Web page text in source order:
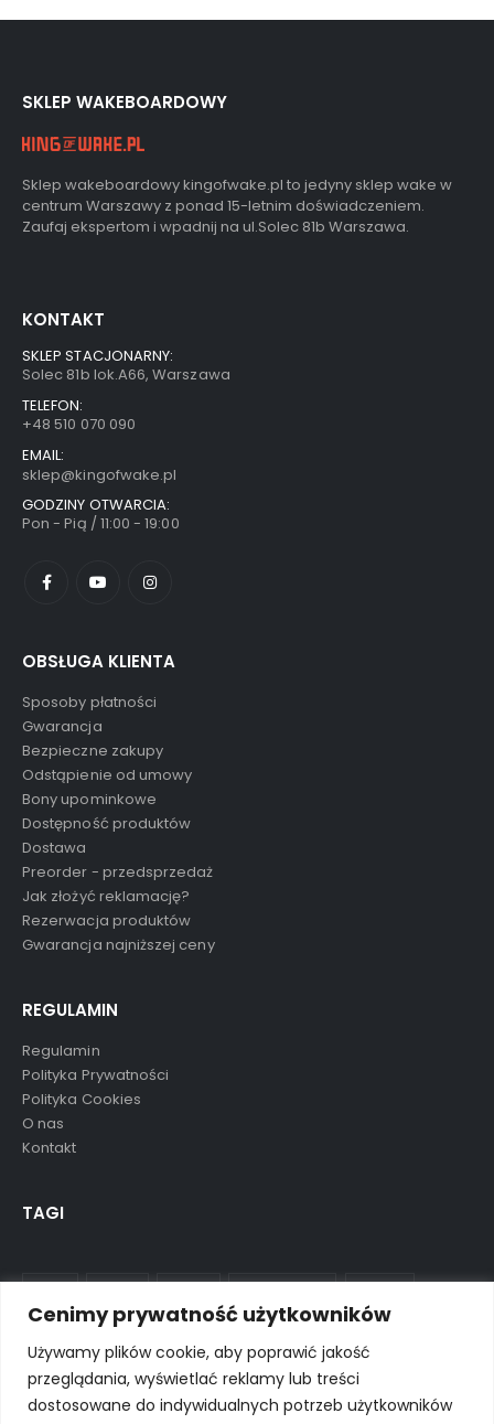
Cenimy prywatność użytkowników
Używamy plików cookie, aby poprawić jakość
przeglądania, wyświetlać reklamy lub treści
dostosowane do indywidualnych potrzeb użytkowników
SKLEP WAKEBOARDOWY
Sklep wakeboardowy kingofwake.pl to jedyny sklep wake w
centrum Warszawy z ponad 15-letnim doświadczeniem.
Zaufaj ekspertom i wpadnij na ul.Solec 81b Warszawa.
KONTAKT
SKLEP STACJONARNY:
Solec 81b lok.A66, Warszawa
TELEFON:
+48 510 070 090
EMAIL:
sklep@kingofwake.pl
GODZINY OTWARCIA:
Pon - Pią / 11:00 - 19:00
OBSŁUGA KLIENTA
Sposoby płatności
Gwarancja
Bezpieczne zakupy
Odstąpienie od umowy
Bony upominkowe
Dostępność produktów
Dostawa
Preorder - przedsprzedaż
Jak złożyć reklamację?
Rezerwacja produktów
Gwarancja najniższej ceny
REGULAMIN
Regulamin
Polityka Prywatności
Polityka Cookies
O nas
Kontakt
TAGI
aluula mikolaj nowość ostatnie sztuki preorder
wkrótce wyprzedane wyprzedaż